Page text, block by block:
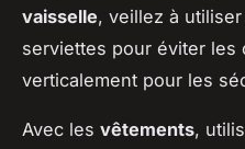
vaisselle, veillez à
serviettes pour éviter les
verticalement pour les
Avec les vêtements,